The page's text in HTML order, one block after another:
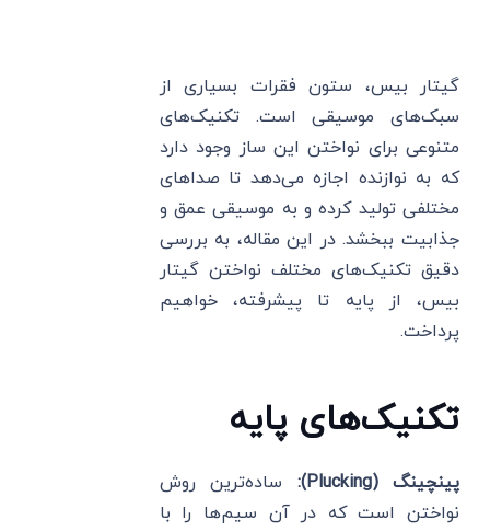
گیتار بیس، ستون فقرات بسیاری از
سبک‌های موسیقی است. تکنیک‌های
متنوعی برای نواختن این ساز وجود دارد
که به نوازنده اجازه می‌دهد تا صداهای
مختلفی تولید کرده و به موسیقی عمق و
جذابیت ببخشد. در این مقاله، به بررسی
دقیق تکنیک‌های مختلف نواختن گیتار
بیس، از پایه تا پیشرفته، خواهیم
پرداخت.
تکنیک‌های پایه
پینچینگ(Plucking):
ساده‌ترین روش
نواختن است که در آن سیم‌ها را با